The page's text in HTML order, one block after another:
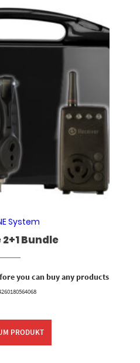
System
2+1 Bundle
you can buy any products
PRODUKT